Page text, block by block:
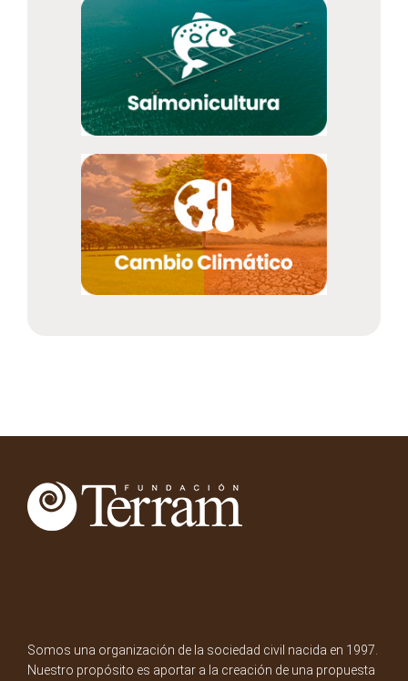
Somos una organización de la sociedad civil nacida en 1997.
Nuestro propósito es aportar a la creación de una propuesta